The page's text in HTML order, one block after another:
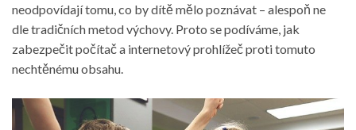
neodpovídají tomu, co by dítě mělo poznávat – alespoň ne
dle tradičních metod výchovy. Proto se podíváme, jak
zabezpečit počítač a internetový prohlížeč proti tomuto
nechtěnému obsahu.